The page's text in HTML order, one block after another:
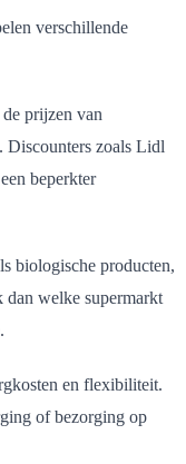
verschillende
prijzen van
Discounters zoals Lidl
beperkter
biologische producten,
welke supermarkt
en flexibiliteit.
of bezorging op